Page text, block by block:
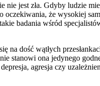
jest zła. Gdyby ludzie
że wysokiej
badania wśród
na dość wątłych
stanowi ona jedynego
agresja czy